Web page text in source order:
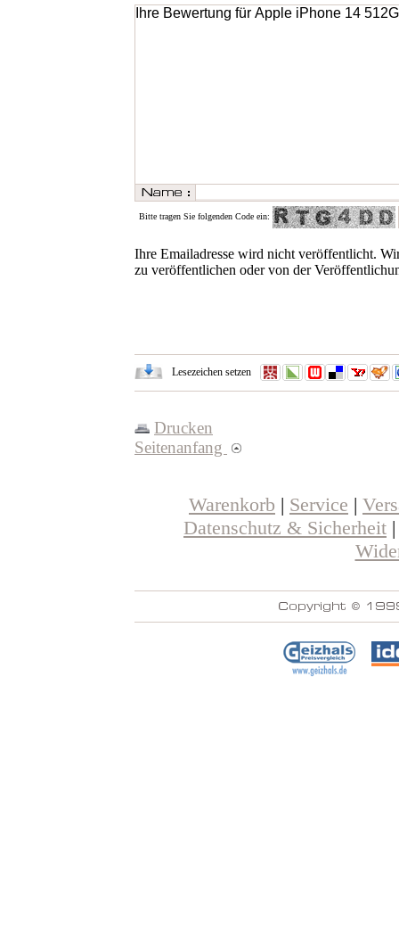
Bitte tragen Sie folgenden Code ein:
Ihre Emailadresse wird nicht veröffentlicht.
zu veröffentlichen oder von der
Lesezeichen setzen
Drucken
Seitenanfang
Warenkorb | Service |
Datenschutz & Sicherheit